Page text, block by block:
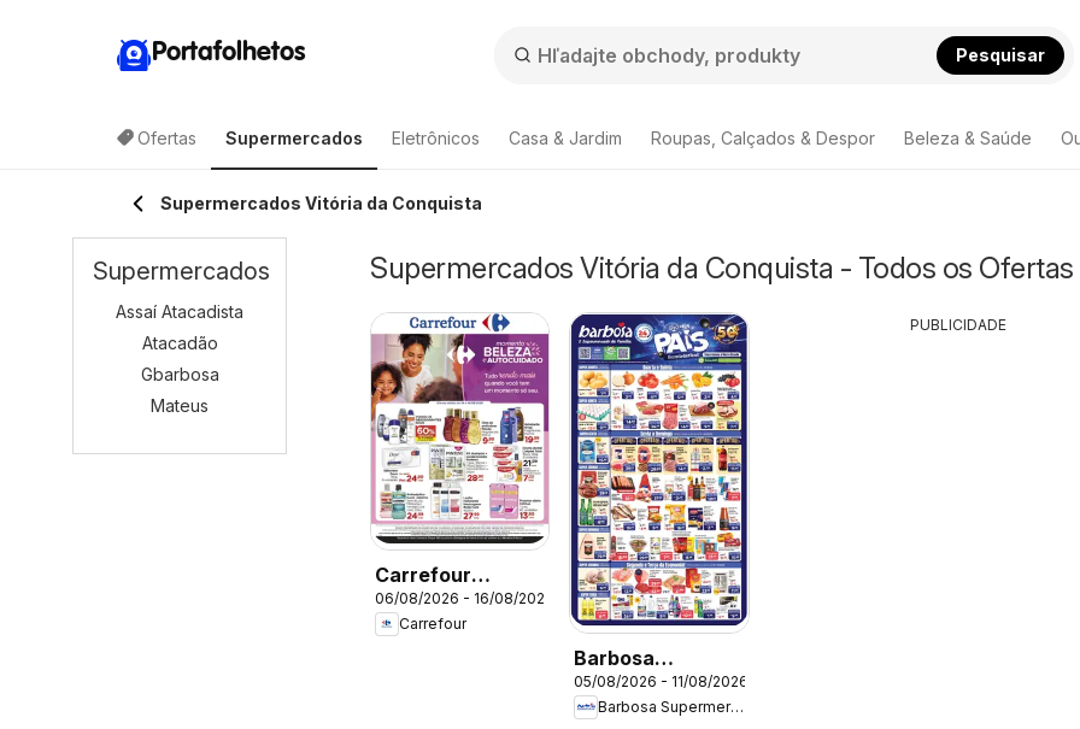
Portafolhetos Pesquisar
Ofertas Supermercados Eletrônicos Casa & Jardim Roupas, Calçados & Despor Beleza & Saúde
Supermercados Vitória da Conquista
Supermercados Vitória da Conquista - Todos os Ofertas
Carrefour
ofertas Beleza
06/08/2026 - 16/08/2026
Carrefour
Barbosa
Supermercados -
Ofertas da
05/08/2026 - 11/08/2026
Barbosa Supermercados
PUBLICIDADE
Supermercados
Assaí Atacadista
Atacadão
Gbarbosa
Mateus